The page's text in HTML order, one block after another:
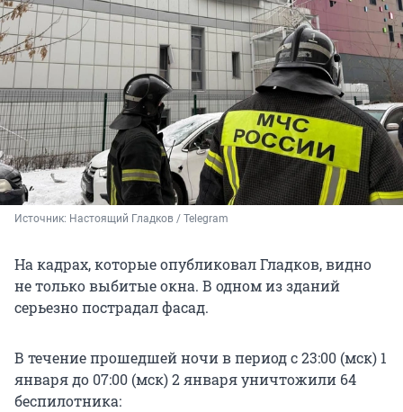
Источник: Настоящий Гладков / Telegram
На кадрах, которые опубликовал Гладков, видно
не только выбитые окна. В одном из зданий
серьезно пострадал фасад.
В течение прошедшей ночи в период с 23:00 (мск) 1
января до 07:00 (мск) 2 января уничтожили 64
беспилотника: